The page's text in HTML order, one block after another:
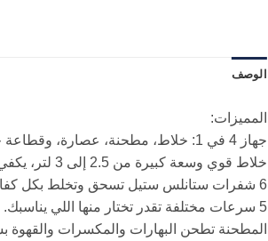
الوصف
المميزات:
جهاز 4 في 1: خلاط، مطحنة، عصارة، وقطاعة خضار.
خلاط قوي وسعة كبيرة من 2.5 إلى 3 لتر، يكفي العيلة.
6 شفرات ستانلس ستيل تسحق وتخلط بكل كفاءة.
5 سرعات مختلفة تقدر تختار منها اللي يناسبك.
المطحنة تطحن البهارات والمكسرات والقهوة